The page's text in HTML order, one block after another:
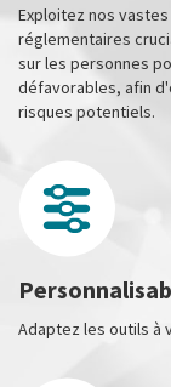
Exploitez nos
réglementaires
sur les personnes
défavorables, afin
risques potentiels.
Adaptez les outils à